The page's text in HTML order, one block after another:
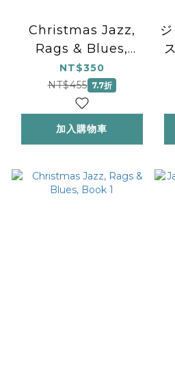
Christmas Jazz,
Rags & Blues,
Book 2
NT$350
NT$455 7.7折
加入購物車